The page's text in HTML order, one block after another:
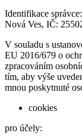
Identifikace
Nová Ves, IČ:
V souladu s
EU 2016/679 o
zpracováním
tím, aby výše
mnou poskytnuté
cookies
pro účely: